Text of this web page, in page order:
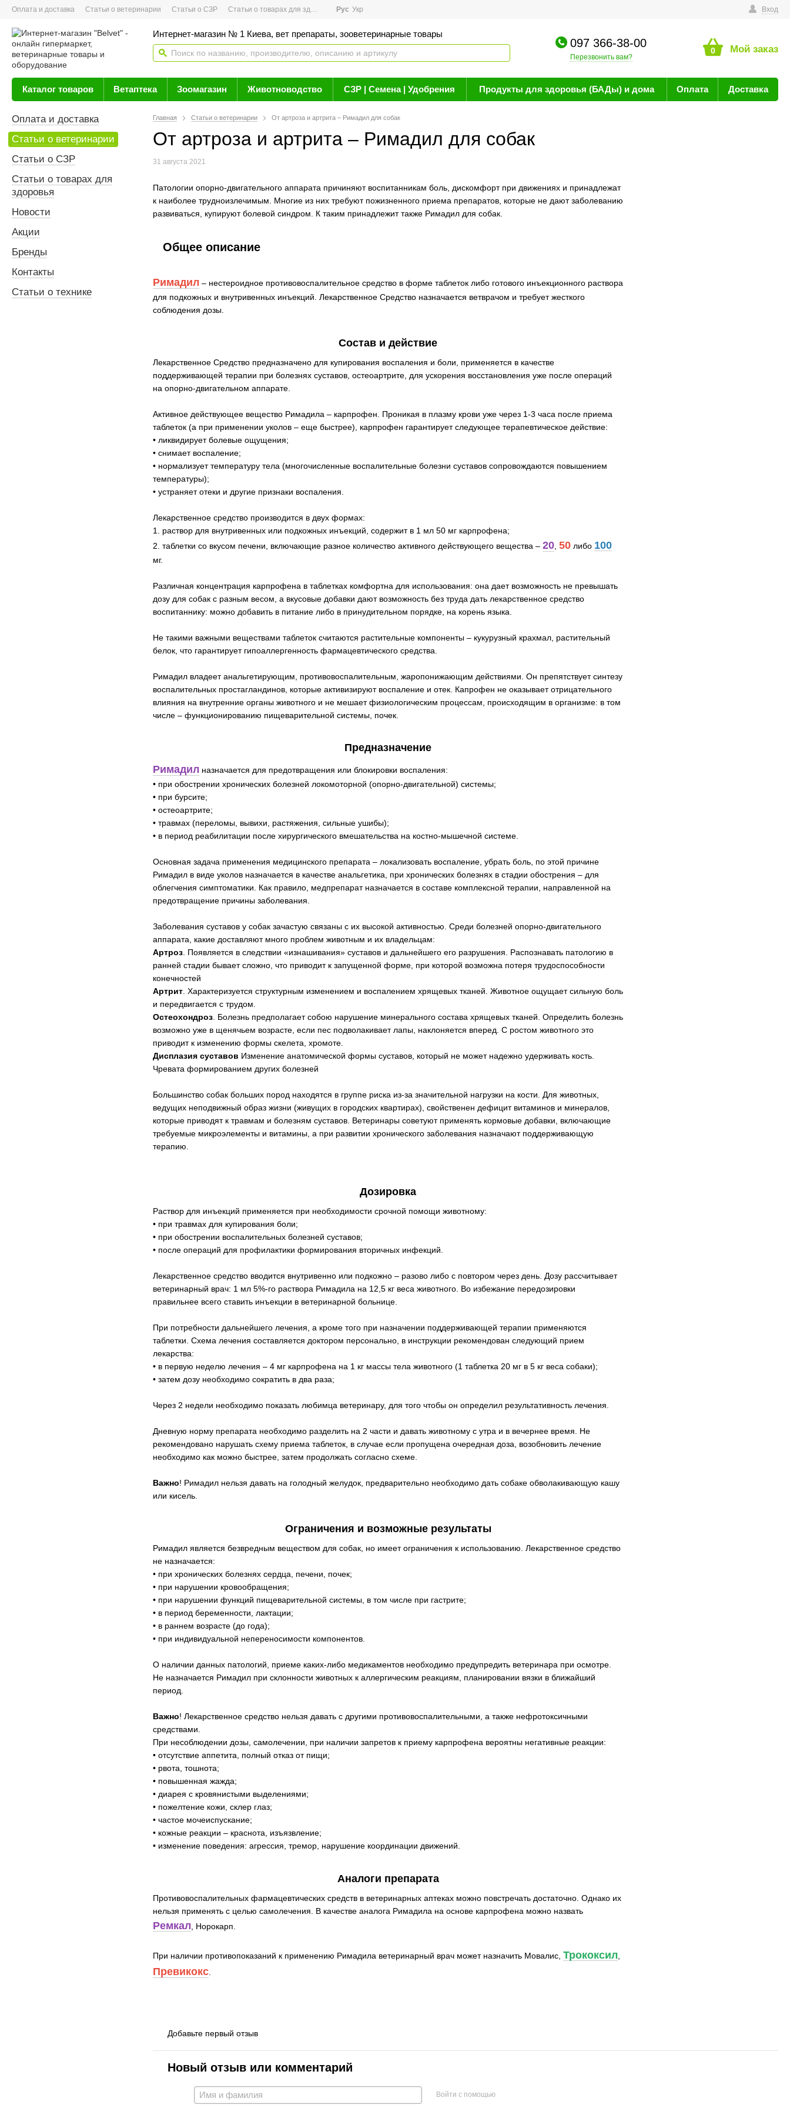
Оплата и доставка Статьи о ветеринарии Статьи о СЗР Статьи о товарах для здоровья Новости Вход
Рус Укр
Интернет-магазин № 1 Киева, вет препараты, зооветеринарные товары
097 366-38-00
Перезвонить вам?
0 Мой заказ
Каталог товаров Ветаптека Зоомагазин Животноводство СЗР | Семена | Удобрения Продукты для здоровья (БАДы) и дома Оплата Доставка
Главная Статьи о ветеринарии От артроза и артрита – Римадил для собак
От артроза и артрита – Римадил для собак
31 августа 2021
Патологии опорно-двигательного аппарата причиняют воспитанникам боль, дискомфорт при движениях и принадлежат
к наиболее трудноизлечимым. Многие из них требуют пожизненного приема препаратов, которые не дают заболеванию
развиваться, купируют болевой синдром. К таким принадлежит также Римадил для собак.
Общее описание
Римадил – нестероидное противовоспалительное средство в форме таблеток либо готового инъекционного раствора
для подкожных и внутривенных инъекций. Лекарственное Средство назначается ветврачом и требует жесткого
соблюдения дозы.
Состав и действие
Лекарственное Средство предназначено для купирования воспаления и боли, применяется в качестве
поддерживающей терапии при болезнях суставов, остеоартрите, для ускорения восстановления уже после операций
на опорно-двигательном аппарате.
Активное действующее вещество Римадила – карпрофен. Проникая в плазму крови уже через 1-3 часа после приема
таблеток (а при применении уколов – еще быстрее), карпрофен гарантирует следующее терапевтическое действие:
• ликвидирует болевые ощущения;
• снимает воспаление;
• нормализует температуру тела (многочисленные воспалительные болезни суставов сопровождаются повышением
температуры);
• устраняет отеки и другие признаки воспаления.
Лекарственное средство производится в двух формах:
1. раствор для внутривенных или подкожных инъекций, содержит в 1 мл 50 мг карпрофена;
2. таблетки со вкусом печени, включающие разное количество активного действующего вещества – 20 50 либо 100
мг.
Различная концентрация карпрофена в таблетках комфортна для использования: она дает возможность не превышать
дозу для собак с разным весом, а вкусовые добавки дают возможность без труда дать лекарственное средство
воспитаннику: можно добавить в питание либо в принудительном порядке, на корень языка.
Не такими важными веществами таблеток считаются растительные компоненты – кукурузный крахмал, растительный
белок, что гарантирует гипоаллергенность фармацевтического средства.
Римадил владеет анальгетирующим, противовоспалительным, жаропонижающим действиями. Он препятствует синтезу
воспалительных простагландинов, которые активизируют воспаление и отек. Капрофен не оказывает отрицательного
влияния на внутренние органы животного и не мешает физиологическим процессам, происходящим в организме: в том
числе – функционированию пищеварительной системы, почек.
Предназначение
Римадил назначается для предотвращения или блокировки воспаления:
• при обострении хронических болезней локомоторной (опорно-двигательной) системы;
• при бурсите;
• остеоартрите;
• травмах (переломы, вывихи, растяжения, сильные ушибы);
• в период реабилитации после хирургического вмешательства на костно-мышечной системе.
Основная задача применения медицинского препарата – локализовать воспаление, убрать боль, по этой причине
Римадил в виде уколов назначается в качестве анальгетика, при хронических болезнях в стадии обострения – для
облегчения симптоматики. Как правило, медпрепарат назначается в составе комплексной терапии, направленной на
предотвращение причины заболевания.
Заболевания суставов у собак зачастую связаны с их высокой активностью. Среди болезней опорно-двигательного
аппарата, какие доставляют много проблем животным и их владельцам:
Артроз . Появляется в следствии «изнашивания» суставов и дальнейшего его разрушения. Распознавать патологию в
ранней стадии бывает сложно, что приводит к запущенной форме, при которой возможна потеря трудоспособности
конечностей
Артрит . Характеризуется структурным изменением и воспалением хрящевых тканей. Животное ощущает сильную боль
и передвигается с трудом.
Остеохондроз . Болезнь предполагает собою нарушение минерального состава хрящевых тканей. Определить болезнь
возможно уже в щенячьем возрасте, если пес подволакивает лапы, наклоняется вперед. С ростом животного это
приводит к изменению формы скелета, хромоте.
Дисплазия суставов Изменение анатомической формы суставов, который не может надежно удерживать кость.
Чревата формированием других болезней
Большинство собак больших пород находятся в группе риска из-за значительной нагрузки на кости. Для животных,
ведущих неподвижный образ жизни (живущих в городских квартирах), свойственен дефицит витаминов и минералов,
которые приводят к травмам и болезням суставов. Ветеринары советуют применять кормовые добавки, включающие
требуемые микроэлементы и витамины, а при развитии хронического заболевания назначают поддерживающую
терапию.
Дозировка
Раствор для инъекций применяется при необходимости срочной помощи животному:
• при травмах для купирования боли;
• при обострении воспалительных болезней суставов;
• после операций для профилактики формирования вторичных инфекций.
Лекарственное средство вводится внутривенно или подкожно – разово либо с повтором через день. Дозу рассчитывает
ветеринарный врач: 1 мл 5%-го раствора Римадила на 12,5 кг веса животного. Во избежание передозировки
правильнее всего ставить инъекции в ветеринарной больнице.
При потребности дальнейшего лечения, а кроме того при назначении поддерживающей терапии применяются
таблетки. Схема лечения составляется доктором персонально, в инструкции рекомендован следующий прием
лекарства:
• в первую неделю лечения – 4 мг карпрофена на 1 кг массы тела животного (1 таблетка 20 мг в 5 кг веса собаки);
• затем дозу необходимо сократить в два раза;
Через 2 недели необходимо показать любимца ветеринару, для того чтобы он определил результативность лечения.
Дневную норму препарата необходимо разделить на 2 части и давать животному с утра и в вечернее время. Не
рекомендовано нарушать схему приема таблеток, в случае если пропущена очередная доза, возобновить лечение
необходимо как можно быстрее, затем продолжать согласно схеме.
Важно! Римадил нельзя давать на голодный желудок, предварительно необходимо дать собаке обволакивающую кашу
или кисель.
Ограничения и возможные результаты
Римадил является безвредным веществом для собак, но имеет ограничения к использованию. Лекарственное средство
не назначается:
• при хронических болезнях сердца, печени, почек;
• при нарушении кровообращения;
• при нарушении функций пищеварительной системы, в том числе при гастрите;
• в период беременности, лактации;
• в раннем возрасте (до года);
• при индивидуальной непереносимости компонентов.
О наличии данных патологий, приеме каких-либо медикаментов необходимо предупредить ветеринара при осмотре.
Не назначается Римадил при склонности животных к аллергическим реакциям, планировании вязки в ближайший
период.
Важно! Лекарственное средство нельзя давать с другими противовоспалительными, а также нефротоксичными
средствами.
При несоблюдении дозы, самолечении, при наличии запретов к приему карпрофена вероятны негативные реакции:
• отсутствие аппетита, полный отказ от пищи;
• рвота, тошнота;
• повышенная жажда;
• диарея с кровянистыми выделениями;
• пожелтение кожи, склер глаз;
• частое мочеиспускание;
• кожные реакции – краснота, изъязвление;
• изменение поведения: агрессия, тремор, нарушение координации движений.
Аналоги препарата
Противовоспалительных фармацевтических средств в ветеринарных аптеках можно повстречать достаточно. Однако их
нельзя применять с целью самолечения. В качестве аналога Римадила на основе карпрофена можно назвать
Ремкал , Норокарп.
При наличии противопоказаний к применению Римадила ветеринарный врач может назначить Мовалис, Трококсил
Превикокс
Добавьте первый отзыв
Новый отзыв или комментарий
Войти с помощью
Оплата и доставка
Статьи о ветеринарии
Статьи о СЗР
Статьи о товарах для
здоровья
Новости
Акции
Бренды
Контакты
Статьи о технике